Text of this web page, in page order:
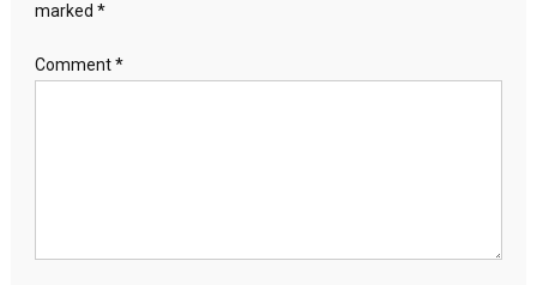
marked *
Comment*